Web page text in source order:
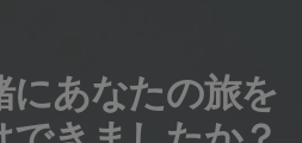
にあなたの旅を